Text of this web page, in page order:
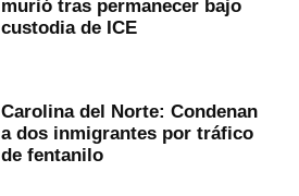
murió tras permanecer bajo
custodia de ICE
Carolina del Norte: Condenan
a dos inmigrantes por tráfico
de fentanilo